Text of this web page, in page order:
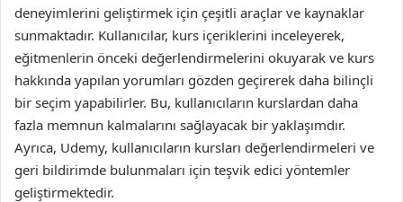
deneyimlerini geliştirmek için çeşitli araçlar ve kaynaklar
sunmaktadır. Kullanıcılar, kurs içeriklerini inceleyerek,
eğitmenlerin önceki değerlendirmelerini okuyarak ve kurs
hakkında yapılan yorumları gözden geçirerek daha bilinçli
bir seçim yapabilirler. Bu, kullanıcıların kurslardan daha
fazla memnun kalmalarını sağlayacak bir yaklaşımdır.
Ayrıca, Udemy, kullanıcıların kursları değerlendirmeleri ve
geri bildirimde bulunmaları için teşvik edici yöntemler
geliştirmektedir.